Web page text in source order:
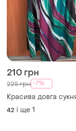
210 грн
225 грн -7%
Красива довга сукня
42 і ще 1